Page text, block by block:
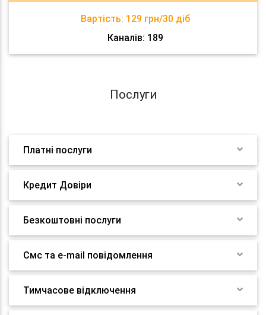
Вартість: 129 грн/30 діб
Каналів: 189
Послуги
Платні послуги
Кредит Довіри
Безкоштовні послуги
Смс та e-mail повідомлення
Тимчасове відключення